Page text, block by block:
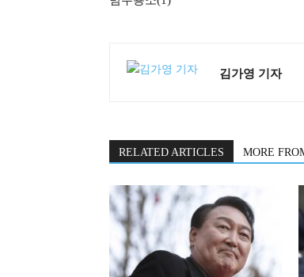
김가영 기자
RELATED ARTICLES MORE